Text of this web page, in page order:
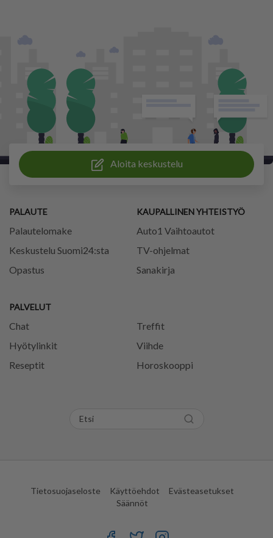
Aloita keskustelu
PALAUTE
Palautelomake
Keskustelu Suomi24:sta
Opastus
PALVELUT
Chat
Treffit
Hyötylinkit
Viihde
Reseptit
Horoskooppi
KAUPALLINEN YHTEISTYÖ
Auto1 Vaihtoautot
TV-ohjelmat
Sanakirja
Tietosuojaseloste Käyttöehdot
Evästeasetukset
Säännöt